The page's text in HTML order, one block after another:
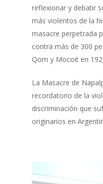
reflexionar y debatir
más violentos de la
masacre perpetrada
contra más de 300
Qom y Mocoit en
La Masacre de
recordatorio de la
discriminación que
originarios en